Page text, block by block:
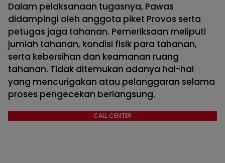
Dalam pelaksanaan tugasnya, Pawas
didampingi oleh anggota piket Provos serta
petugas jaga tahanan. Pemeriksaan meliputi
jumlah tahanan, kondisi fisik para tahanan,
serta kebersihan dan keamanan ruang
tahanan. Tidak ditemukan adanya hal-hal
yang mencurigakan atau pelanggaran selama
proses pengecekan berlangsung.
CALL CENTER